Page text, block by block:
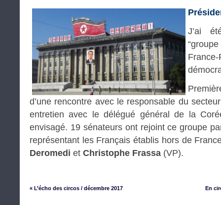
J’ai
d’une rencontre avec le responsable du
entretien avec le délégué général de la
envisagé. 19 sénateurs ont rejoint ce groupe
représentant les Français établis hors de
Deromedi et Christophe Frassa (VP).
« L’écho des circos / décembre 2017 En